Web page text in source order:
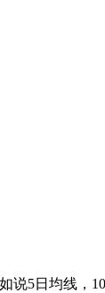
说5日均线，